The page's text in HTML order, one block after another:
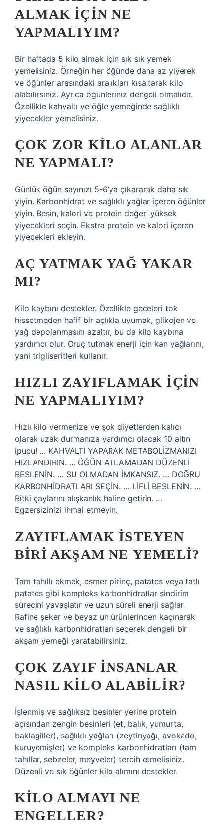
ALMAK IÇIN NE
YAPMALIYIM?
Bir haftada 5 kilo almak için sık sık yemek
yemelisiniz. Örneğin her öğünde daha az yiyerek
ve öğünler arasındaki aralıkları kısaltarak kilo
alabilirsiniz. Ayrıca öğünleriniz dengeli olmalıdır.
Özellikle kahvaltı ve öğle yemeğinde sağlıklı
yiyecekler yemelisiniz.
ÇOK ZOR KILO ALANLAR
NE YAPMALI?
Günlük öğün sayınızı 5-6’ya çıkararak daha sık
yiyin. Karbonhidrat ve sağlıklı yağlar içeren öğünler
yiyin. Besin, kalori ve protein değeri yüksek
yiyecekleri seçin. Ekstra protein ve kalori içeren
yiyecekleri ekleyin.
AÇ YATMAK YAĞ YAKAR
MI?
Kilo kaybını destekler. Özellikle geceleri tok
hissetmeden hafif bir açlıkla uyumak, glikojen ve
yağ depolanmasını azaltır, bu da kilo kaybına
yardımcı olur. Oruç tutmak enerji için kan yağlarını,
yani trigliseritleri kullanır.
HIZLI ZAYIFLAMAK IÇIN
NE YAPMALIYIM?
Hızlı kilo vermenize ve şok diyetlerden kalıcı
olarak uzak durmanıza yardımcı olacak 10 altın
ipucu! … KAHVALTI YAPARAK METABOLİZMANIZI
HIZLANDIRIN. … ÖĞÜN ATLAMADAN DÜZENLİ
BESLENİN. … SU OLMADAN İMKANSIZ. … DOĞRU
KARBONHİDRATLARI SEÇİN. … LİFLİ BESLENİN. …
Bitki çaylarını alışkanlık haline getirin. …
Egzersizinizi ihmal etmeyin.
ZAYIFLAMAK ISTEYEN
BIRI AKŞAM NE YEMELI?
Tam tahıllı ekmek, esmer pirinç, patates veya tatlı
patates gibi kompleks karbonhidratlar sindirim
sürecini yavaşlatır ve uzun süreli enerji sağlar.
Rafine şeker ve beyaz un ürünlerinden kaçınarak
ve sağlıklı karbonhidratları seçerek dengeli bir
akşam yemeği yaratabilirsiniz.
ÇOK ZAYIF INSANLAR
NASIL KILO ALABILIR?
İşlenmiş ve sağlıksız besinler yerine protein
açısından zengin besinleri (et, balık, yumurta,
baklagiller), sağlıklı yağları (zeytinyağı, avokado,
kuruyemişler) ve kompleks karbonhidratları (tam
tahıllar, sebzeler, meyveler) tercih etmelisiniz.
Düzenli ve sık öğünler kilo alımını destekler.
KILO ALMAYI NE
ENGELLER?